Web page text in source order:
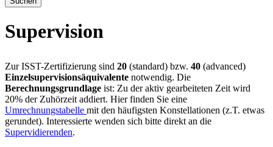
Supervision
Zur ISST-Zertifizierung sind 20 (standard) bzw. 40 (advanced)
Einzelsupervisionsäquivalente notwendig. Die
Berechnungsgrundlage ist: Zu der aktiv gearbeiteten Zeit wird
20% der Zuhörzeit addiert. Hier finden Sie eine
Umrechnungstabelle mit den häufigsten Konstellationen (z.T. etwas
gerundet). Interessierte wenden sich bitte direkt an die
Supervidierenden.